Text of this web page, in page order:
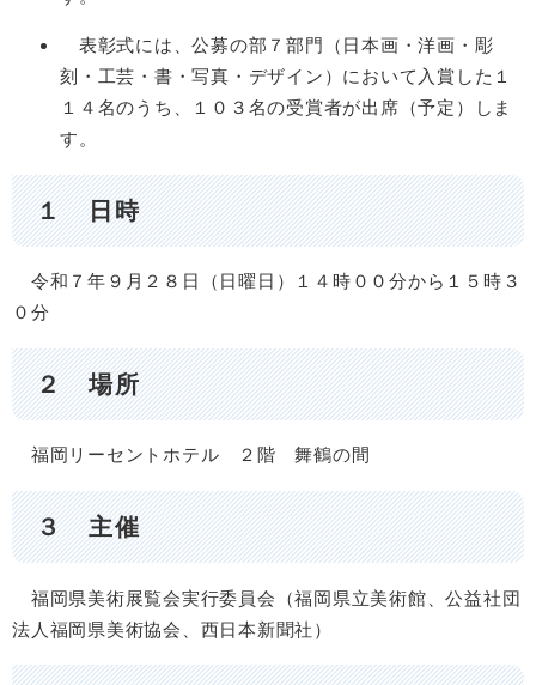
表彰式には、公募の部７部門（日本画・洋画・彫
刻・工芸・書・写真・デザイン）において入賞した１
１４名のうち、１０３名の受賞者が出席（予定）しま
す。
１ 日時
令和７年９月２８日（日曜日）１４時００分から１５時３
０分
２場所
福岡リーセントホテル ２階 舞鶴の間
３ 主催
福岡県美術展覧会実行委員会（福岡県立美術館、公益社団
法人福岡県美術協会、西日本新聞社）